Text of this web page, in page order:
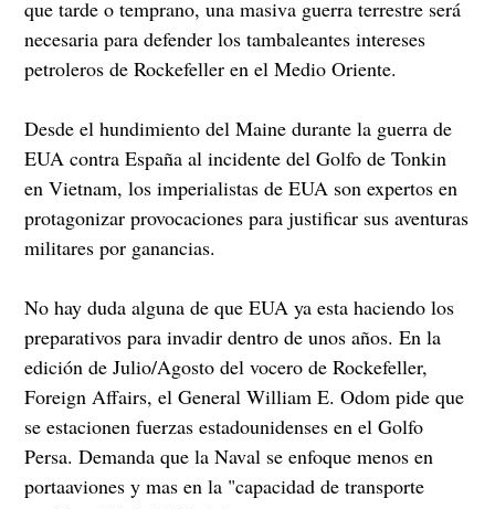
que tarde o temprano, una masiva guerra terrestre será
necesaria para defender los tambaleantes intereses
petroleros de Rockefeller en el Medio Oriente.
Desde el hundimiento del Maine durante la guerra de
EUA contra España al incidente del Golfo de Tonkin
en Vietnam, los imperialistas de EUA son expertos en
protagonizar provocaciones para justificar sus aventuras
militares por ganancias.
No hay duda alguna de que EUA ya esta haciendo los
preparativos para invadir dentro de unos años. En la
edición de Julio/Agosto del vocero de Rockefeller,
Foreign Affairs, el General William E. Odom pide que
se estacionen fuerzas estadounidenses en el Golfo
Persa. Demanda que la Naval se enfoque menos en
portaaviones y mas en la "capacidad de transporte